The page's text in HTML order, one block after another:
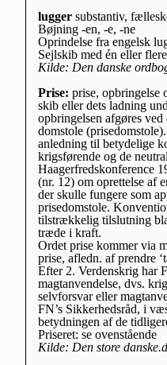
lugger substantiv,
Bøjning -en, -e, -ne
Oprindelse fra engelsk
Sejlskib med én eller
Kilde: Den danske
Prise: prise, opbringelse
skib eller dets ladning
opbringelsen afgøres
domstole
anledning til betydelige
krigsførende og de
Haagerfredskonference
(nr. 12) om oprettelse af
der skulle fungere som
prisedomstole.
tilstrækkelig tilslutning
træde i kraft.
Ordet prise kommer via
prise, afledn. af prendre
Efter 2. Verdenskrig har
magtanvendelse, dvs.
selvforsvar eller
FN’s Sikkerhedsråd, i
betydningen af de
Priseret: se ovenstående
Kilde: Den store